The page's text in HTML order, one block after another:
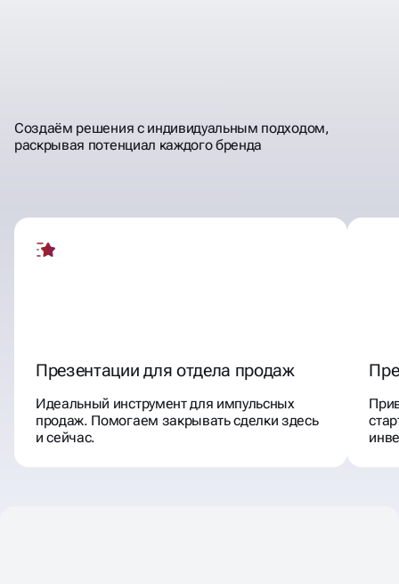
ЗАПОМИНАЮЩИЕСЯ
ПРЕЗЕНТАЦИИ
Создаём решения с индивидуальным подходом,
раскрывая потенциал каждого бренда
Презентации для отдела продаж
Идеальный инструмент для импульсных
продаж. Помогаем закрывать сделки здесь
и сейчас.